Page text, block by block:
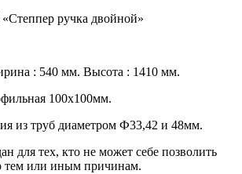
ручка двойной»
: 540 мм. Высота : 1410 мм.
100х100мм.
из труб диаметром Ф33,42 и 48мм.
для тех, кто не может себе позволить
тем или иным причинам.